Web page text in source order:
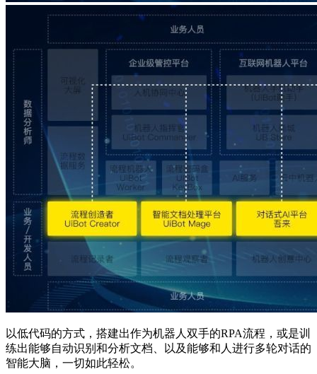
以低代码的方式，搭建出作为机器人双手的RPA流程，或是训
练出能够自动识别和分析文档、以及能够和人进行多轮对话的
智能大脑，一切如此轻松。